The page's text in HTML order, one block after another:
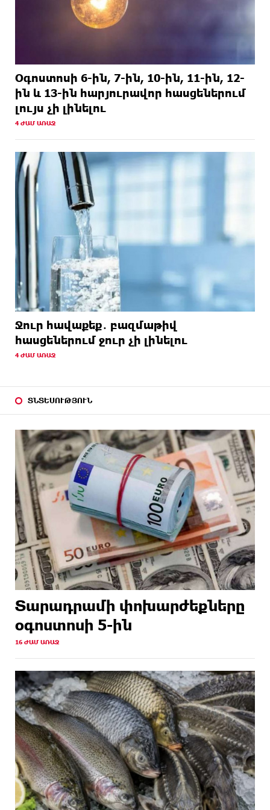
Օգոստոսի 6-ին, 7-ին, 10-ին, 11-ին, 12-
ին և 13-ին հարյուրավոր հասցեներում
լույս չի լինելու
4 ԺԱՄ ԱՌԱՋ
Ջուր հավաքեք․ բազմաթիվ
հասցեներում ջուր չի լինելու
4 ԺԱՄ ԱՌԱՋ
ՏՆՏԵՍՈՒԹՅՈՒՆ
Տարադրամի փոխարժեքները
օգոստոսի 5-ին
16 ԺԱՄ ԱՌԱՋ